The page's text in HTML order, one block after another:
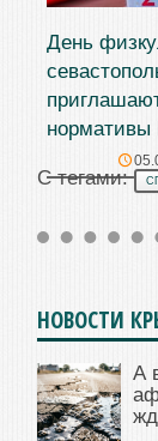
День
нормативы
С тегами:
НОВОСТИ
А